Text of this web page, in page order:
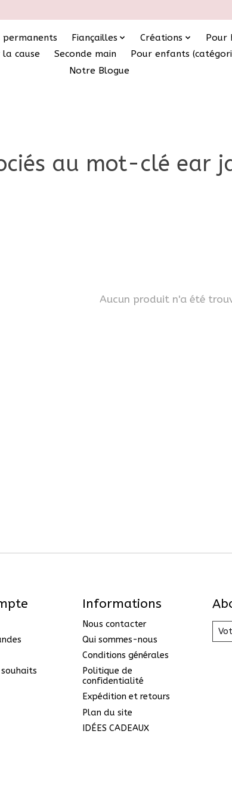
permanents Fiançailles Créations Pour
la cause Seconde main Pour enfants
Notre Blogue
au mot-clé ear
Aucun produit n'a été
Informations
Nous contacter
Qui sommes-nous
Conditions générales
Politique de
confidentialité
Expédition et retours
Plan du site
IDÉES CADEAUX